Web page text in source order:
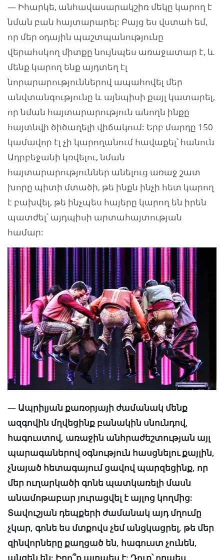
— Իհարկե, անհավասարակշիռ մեկը կարող է
նման բան հայտարարել: Բայց ես վստահ եմ,
որ մեր օդային պաշտպանությունը
վերահսկող միտքը նույնպես առաջատար է, և
մենք կարող ենք այդտեղ էլ
նորարարություններով ապահովել մեր
անվտանգությունը և այնպիսի քայլ կատարել,
որ նման հայտարարություն անողն ինքը
հայտնվի ծիծաղելի վիճակում: Երբ մարդը 150
կամավոր էլ չի կարողանում հավաքել՝ հանուն
Ադրբեջանի կռվելու, նման
հայտարարություններ անելուց առաջ շատ
խորը պիտի մտածի, թե ինքն ինչի հետ կարող
է բախվել, թե ինչպես հայերը կարող են իրեն
պատժել՝ այդպիսի արտահայտության
համար:
— Ապրիլյան քառօրյայի ժամանակ մենք
ազգովին մղվեցինք բանակին սնունդով,
հագուստով, առաջին անհրաժեշտության այլ
պարագաներով օգնություն հասցնելու քայլին,
չնայած հետագայում ցավով պարզեցինք, որ
մեր ուղարկածի գոնե պատկառելի մասն
անամոթաբար յուրացվել է այլոց կողմից:
Տավուշյան դեպքերի ժամանակ այդ մղումը
չկար, գոնե ես մտքովս չեմ անցկացրել, թե մեր
զինվորները քաղցած են, հագուստ չունեն,
անզեն են: Իրո՞ք այդպես է: Դուք՝ որպես